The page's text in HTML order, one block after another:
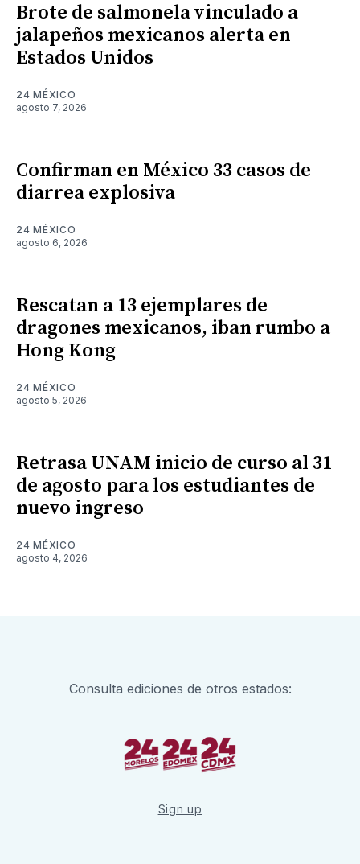
Brote de salmonela vinculado a
jalapeños mexicanos alerta en
Estados Unidos
24 MÉXICO
agosto 7, 2026
Confirman en México 33 casos de
diarrea explosiva
24 MÉXICO
agosto 6, 2026
Rescatan a 13 ejemplares de
dragones mexicanos, iban rumbo a
Hong Kong
24 MÉXICO
agosto 5, 2026
Retrasa UNAM inicio de curso al 31
de agosto para los estudiantes de
nuevo ingreso
24 MÉXICO
agosto 4, 2026
Consulta ediciones de otros estados:
Sign up